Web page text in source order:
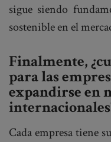
sigue siendo
sostenible en el
Finalmente,
para las
expandirse en
Cada empresa tiene